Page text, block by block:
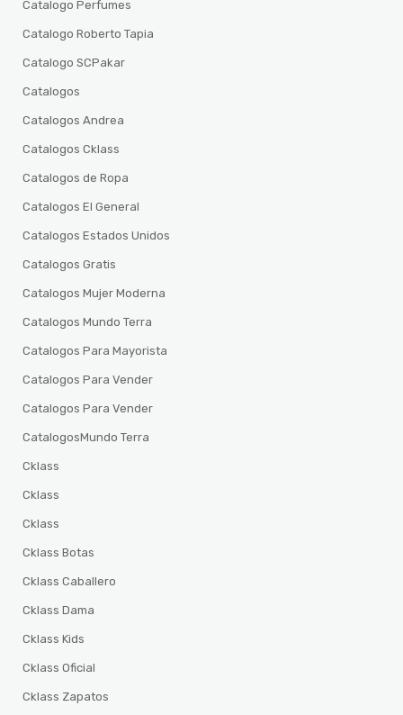
Catalogo Perfumes
Catalogo Roberto Tapia
Catalogo SCPakar
Catalogos
Catalogos Andrea
Catalogos Cklass
Catalogos de Ropa
Catalogos El General
Catalogos Estados Unidos
Catalogos Gratis
Catalogos Mujer Moderna
Catalogos Mundo Terra
Catalogos Para Mayorista
Catalogos Para Vender
Catalogos Para Vender
CatalogosMundo Terra
Cklass
Cklass
Cklass
Cklass Botas
Cklass Caballero
Cklass Dama
Cklass Kids
Cklass Oficial
Cklass Zapatos